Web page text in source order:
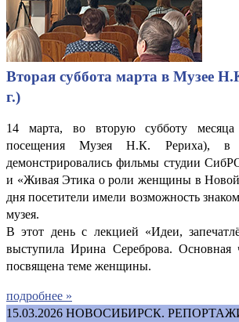
Вторая суббота марта в Музее
г.)
14 марта, во вторую субботу месяца
посещения Музея Н.К. Рериха), в
демонстрировались фильмы студии
и «Живая Этика о роли женщины в
дня посетители имели возможность
музея.
В этот день с лекцией «Идеи,
выступила Ирина Сереброва. Основная
посвящена теме женщины.
подробнее »
15.03.2026 НОВОСИБИРСК.